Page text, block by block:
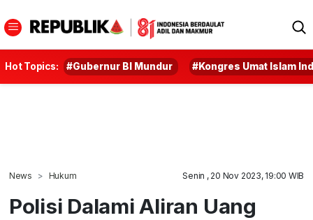
Hot Topics: #Gubernur BI Mundur #Kongres Umat Islam
News Hukum Senin , 20 Nov 2023, 19:00 WIB
Polisi Dalami Aliran Uang